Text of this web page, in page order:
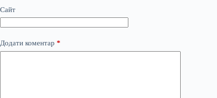
Сайт
Додати коментар *